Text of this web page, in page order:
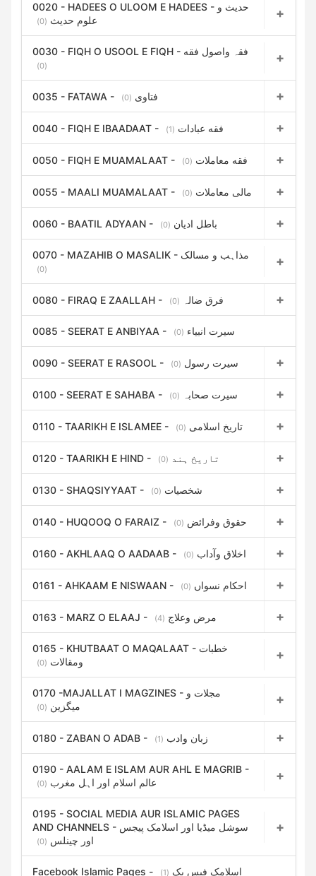
0020 - HADEES O ULOOM E HADEES - حدیث و
علوم حدیث (0)
0030 - FIQH O USOOL E FIQH - فقہ واصول فقه
(0)
0035 - FATAWA - فتاوی (0)
0040 - FIQH E IBAADAAT - فقه عبادات (1)
0050 - FIQH E MUAMALAAT - فقه معاملات (0)
0055 - MAALI MUAMALAAT - مالی معاملات (0)
0060 - BAATIL ADYAAN - باطل ادیان (0)
0070 - MAZAHIB O MASALIK - مذاہب و مسالک
(0)
0080 - FIRAQ E ZAALLAH - فرق ضالہ (0)
0085 - SEERAT E ANBIYAA - سیرت انبیاء (0)
0090 - SEERAT E RASOOL - سیرت رسول (0)
0100 - SEERAT E SAHABA - سیرت صحابہ (0)
0110 - TAARIKH E ISLAMEE - تاریخ اسلامی (0)
0120 - TAARIKH E HIND - تاریخ ہند (0)
0130 - SHAQSIYYAAT - شخصیات (0)
0140 - HUQOOQ O FARAIZ - حقوق وفرائض (0)
0160 - AKHLAAQ O AADAAB - اخلاق وآداب (0)
0161 - AHKAAM E NISWAAN - احکام نسواں (0)
0163 - MARZ O ELAAJ - مرض وعلاج (4)
0165 - KHUTBAAT O MAQALAAT - خطبات
ومقالات (0)
0170 -MAJALLAT I MAGZINES - مجلات و
میگزین (0)
0180 - ZABAN O ADAB - زبان وادب (1)
0190 - AALAM E ISLAM AUR AHL E MAGRIB -
عالم اسلام اور اہل مغرب (0)
0195 - SOCIAL MEDIA AUR ISLAMIC PAGES
AND CHANNELS - سوشل میڈیا اور اسلامک پیجس
اور چینلس (0)
Facebook Islamic Pages - اسلامک فیس بک (1)